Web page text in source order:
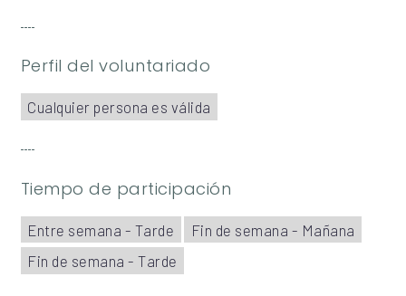
Perfil del voluntariado
Cualquier persona es válida
Tiempo de participación
Entre semana - Tarde
Fin de semana - Mañana
Fin de semana - Tarde